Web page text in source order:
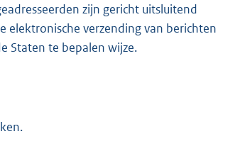
zijn gericht uitsluitend
elektronische verzending van berichten
Staten te bepalen wijze.